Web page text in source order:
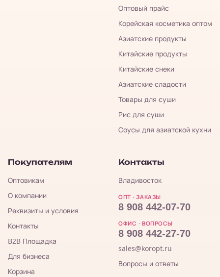
Оптовый прайс
Корейская косметика оптом
Азиатские продукты
Китайские продукты
Китайские снеки
Азиатские сладости
Товары для суши
Рис для суши
Соусы для азиатской кухни
Покупателям
Оптовикам
О компании
Реквизиты и условия
Контакты
B2B Площадка
Для бизнеса
Корзина
Контакты
Владивосток
ОПТ · ЗАКАЗЫ
8 908 442-07-70
ОФИС · ВОПРОСЫ
8 908 442-27-70
sales@koropt.ru
Вопросы и ответы